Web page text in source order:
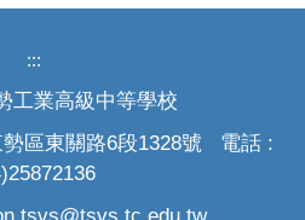
:::
工業高級中等學校
勢區東關路6段1328號 電話 :